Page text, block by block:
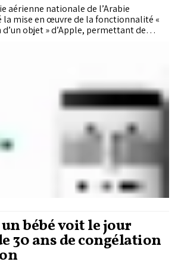
aérienne nationale de l’Arabie
la mise en œuvre de la fonctionnalité «
objet » d’Apple, permettant de
bébé voit le jour
30 ans de congélation